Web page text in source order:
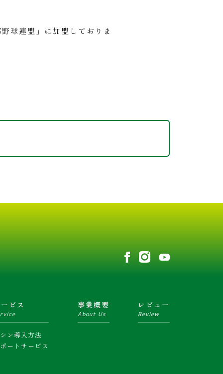
球連盟」に加盟しておりま
ビス
ン導入方法
ートサービス
事業概要
About Us
レビュー
Review